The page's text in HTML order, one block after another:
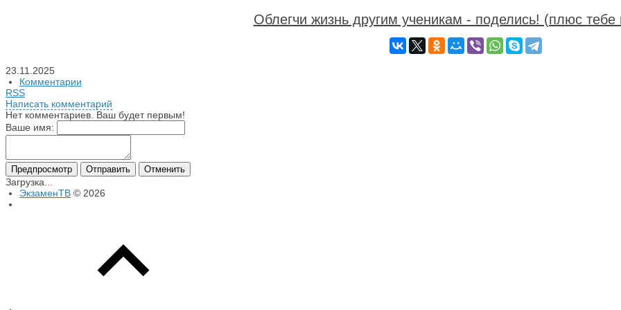
Облегчи жизнь другим ученикам - поделись! (плюс тебе
23.11.2025
Комментарии
RSS
Написать комментарий
Нет комментариев. Ваш будет первым!
Ваше имя:
Загрузка...
ЭкзаменТВ © 2026